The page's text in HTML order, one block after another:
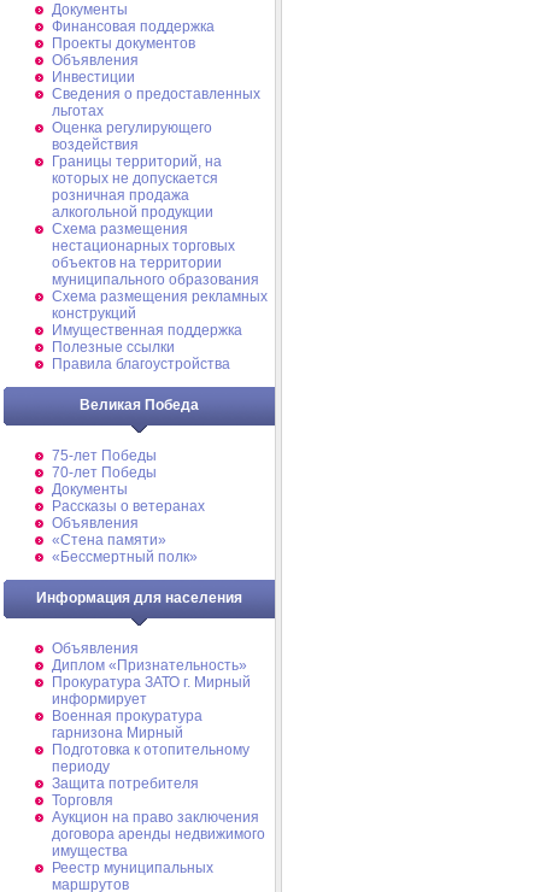
Документы
Финансовая поддержка
Проекты документов
Объявления
Инвестиции
Сведения о предоставленных
льготах
Оценка регулирующего
воздействия
Границы территорий, на
которых не допускается
розничная продажа
алкогольной продукции
Схема размещения
нестационарных торговых
объектов на территории
муниципального образования
Схема размещения рекламных
конструкций
Имущественная поддержка
Полезные ссылки
Правила благоустройства
Великая Победа
75-лет Победы
70-лет Победы
Документы
Рассказы о ветеранах
Объявления
«Стена памяти»
«Бессмертный полк»
Информация для населения
Объявления
Диплом «Признательность»
Прокуратура ЗАТО г. Мирный
информирует
Военная прокуратура
гарнизона Мирный
Подготовка к отопительному
периоду
Защита потребителя
Торговля
Аукцион на право заключения
договора аренды недвижимого
имущества
Реестр муниципальных
маршрутов